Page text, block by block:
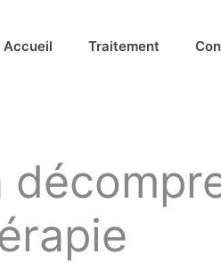
Accueil Traitement